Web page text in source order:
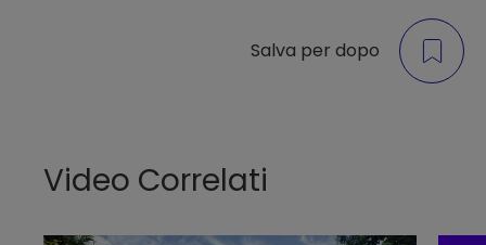
Salva per dopo
Video Correlati